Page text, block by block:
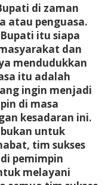
di zaman
atau penguasa.
itu siapa
dan
mendudukkan
itu adalah
ingin menjadi
di masa
kesadaran ini.
untuk
tim sukses
pemimpin
melayani